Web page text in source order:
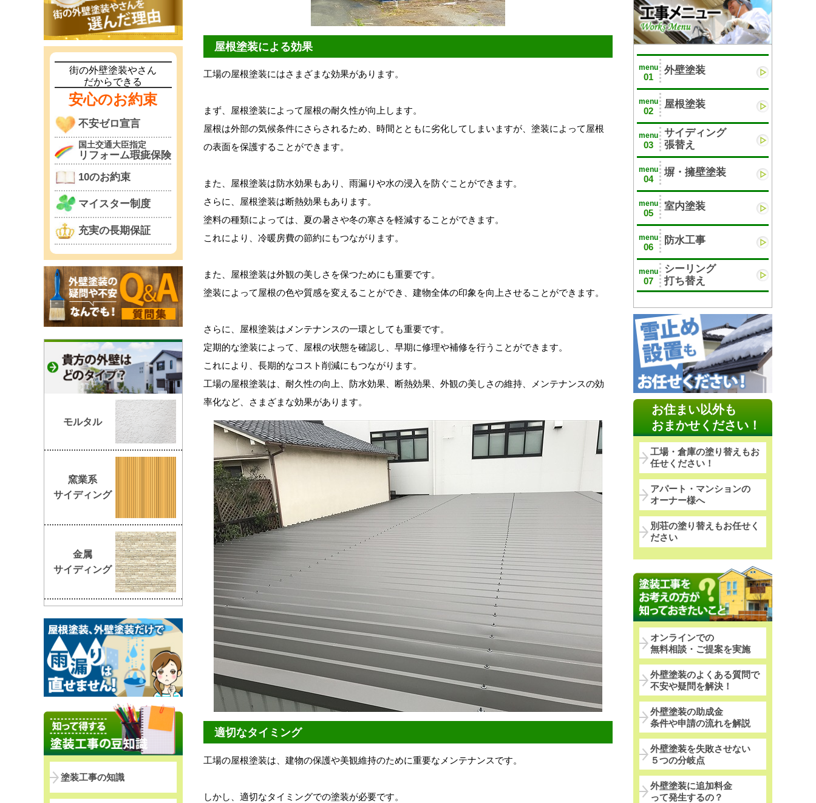
屋根塗装による効果
工場の屋根塗装にはさまざまな効果があります。
まず、屋根塗装によって屋根の耐久性が向上します。
屋根は外部の気候条件にさらされるため、時間とともに劣化してしまいますが、塗装によって屋根
の表面を保護することができます。
また、屋根塗装は防水効果もあり、雨漏りや水の浸入を防ぐことができます。
さらに、屋根塗装は断熱効果もあります。
塗料の種類によっては、夏の暑さや冬の寒さを軽減することができます。
これにより、冷暖房費の節約にもつながります。
また、屋根塗装は外観の美しさを保つためにも重要です。
塗装によって屋根の色や質感を変えることができ、建物全体の印象を向上させることができます。
さらに、屋根塗装はメンテナンスの一環としても重要です。
定期的な塗装によって、屋根の状態を確認し、早期に修理や補修を行うことができます。
これにより、長期的なコスト削減にもつながります。
工場の屋根塗装は、耐久性の向上、防水効果、断熱効果、外観の美しさの維持、メンテナンスの効
率化など、さまざまな効果があります。
適切なタイミング
工場の屋根塗装は、建物の保護や美観維持のために重要なメンテナンスです。
しかし、適切なタイミングでの塗装が必要です。
menu
01
外壁塗装
menu
02
屋根塗装
menu
03
サイディング
張替え
menu
04
塀・擁壁塗装
menu
05
室内塗装
menu
06
防水工事
menu
07
シーリング
打ち替え
お住まい以外も
おまかせください！
工場・倉庫の塗り替えもお
任せください！
アパート・マンションの
オーナー様へ
別荘の塗り替えもお任せく
ださい
オンラインでの
無料相談・ご提案を実施
外壁塗装のよくある質問で
不安や疑問を解決！
外壁塗装の助成金
条件や申請の流れを解説
外壁塗装を失敗させない
５つの分岐点
外壁塗装に追加料金
って発生するの？
街の外壁塗装やさん
だからできる
安心のお約束
不安ゼロ宣言
国土交通大臣指定
リフォーム瑕疵保険
10のお約束
マイスター制度
充実の長期保証
モルタル
窯業系
サイディング
金属
サイディング
塗装工事の知識